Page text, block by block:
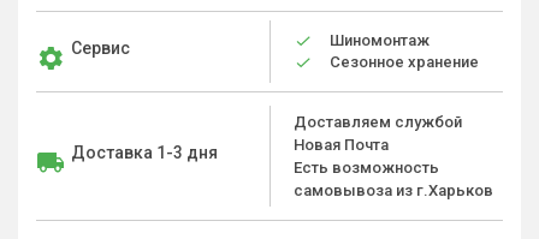
Сервис
Шиномонтаж
Сезонное хранение
Доставка 1-3 дня
Доставляем службой
Новая Почта
Есть возможность
самовывоза из г.Харьков